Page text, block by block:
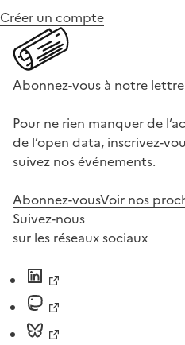
Créer un compte
Abonnez-vous à notre
Pour ne rien manquer de
de l’open data, inscrivez-
suivez nos événements.
Abonnez-vousVoir nos
Suivez-nous
sur les réseaux sociaux